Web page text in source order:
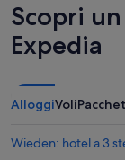
Scopri
Expedia
AlloggiVoli
Wieden: hotel a 3